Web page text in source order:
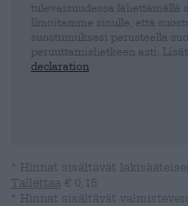
tulevaisuudessa lähettämällä
Ilmoitamme sinulle, että
suostumuksesi perusteella
peruuttamishetkeen asti.
declaration
* Hinnat sisältävät
Tallettaa € 0,15
* Hinnat sisältävät